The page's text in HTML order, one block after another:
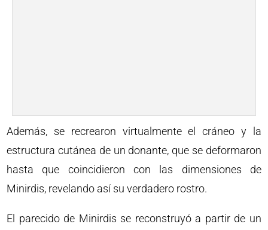
Además, se recrearon virtualmente el cráneo y la
estructura cutánea de un donante, que se deformaron
hasta que coincidieron con las dimensiones de
Minirdis, revelando así su verdadero rostro.
El parecido de Minirdis se reconstruyó a partir de un